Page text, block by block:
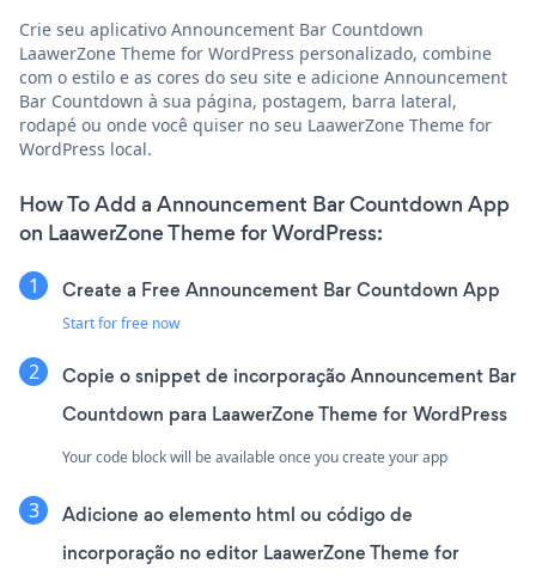
Crie seu aplicativo Announcement Bar Countdown
LaawerZone Theme for WordPress personalizado, combine
com o estilo e as cores do seu site e adicione Announcement
Bar Countdown à sua página, postagem, barra lateral,
rodapé ou onde você quiser no seu LaawerZone Theme for
WordPress local.
How To Add a Announcement Bar Countdown App
on LaawerZone Theme for WordPress:
Create a Free Announcement Bar Countdown App
Start for free now
Copie o snippet de incorporação Announcement Bar
Countdown para LaawerZone Theme for WordPress
Your code block will be available once you create your app
Adicione ao elemento html ou código de
incorporação no editor LaawerZone Theme for